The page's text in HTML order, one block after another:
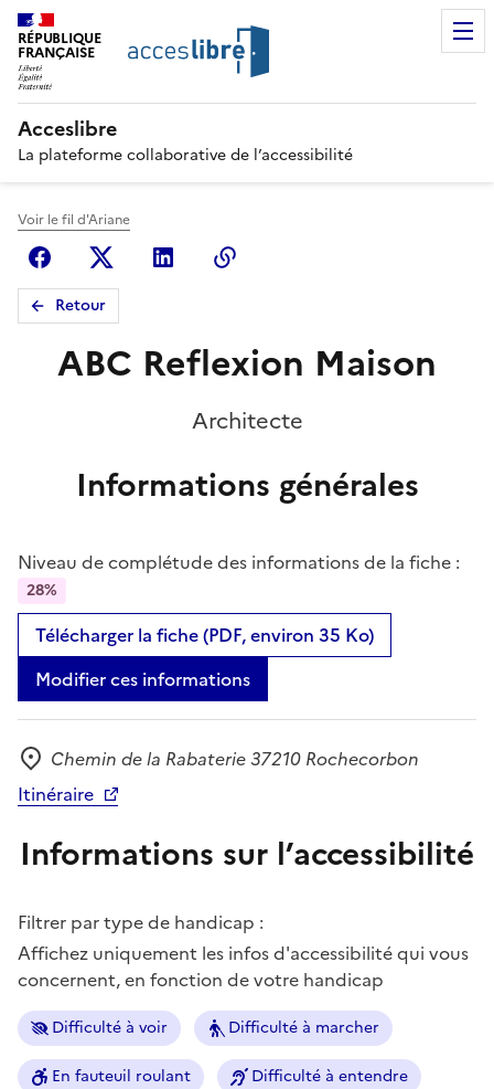
RÉPUBLIQUE
FRANÇAISE
Acceslibre
La plateforme collaborative de l’accessibilité
Voir le fil d'Ariane
FacebookX (anciennement Twitter)
Linkedin
Retour
ABC Reflexion Maison
Architecte
Informations générales
Niveau de complétude des informations de la fiche :
28%
Télécharger la fiche (PDF, environ 35 Ko)
Modifier ces informations
Adresse
Chemin de la Rabaterie 37210 Rochecorbon
Itinéraire
Informations sur l’accessibilité
Filtrer par type de handicap :
Affichez uniquement les infos d'accessibilité qui vous
concernent, en fonction de votre handicap
Difficulté à voir Difficulté à marcher
En fauteuil roulant Difficulté à entendre